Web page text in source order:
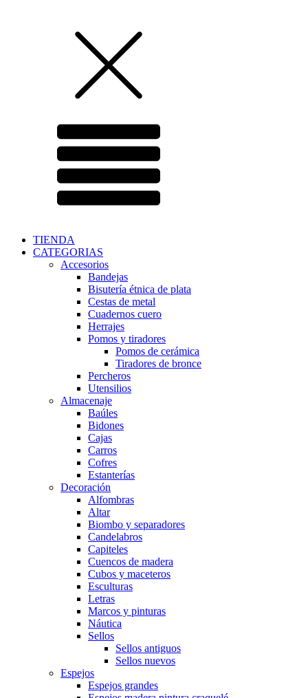
TIENDA
CATEGORIAS
Accesorios
Bandejas
Bisutería étnica de plata
Cestas de metal
Cuadernos cuero
Herrajes
Pomos y tiradores
Pomos de cerámica
Tiradores de bronce
Percheros
Utensilios
Almacenaje
Baúles
Bidones
Cajas
Carros
Cofres
Estanterías
Decoración
Alfombras
Altar
Biombo y separadores
Candelabros
Capiteles
Cuencos de madera
Cubos y maceteros
Esculturas
Letras
Marcos y pinturas
Náutica
Sellos
Sellos antiguos
Sellos nuevos
Espejos
Espejos grandes